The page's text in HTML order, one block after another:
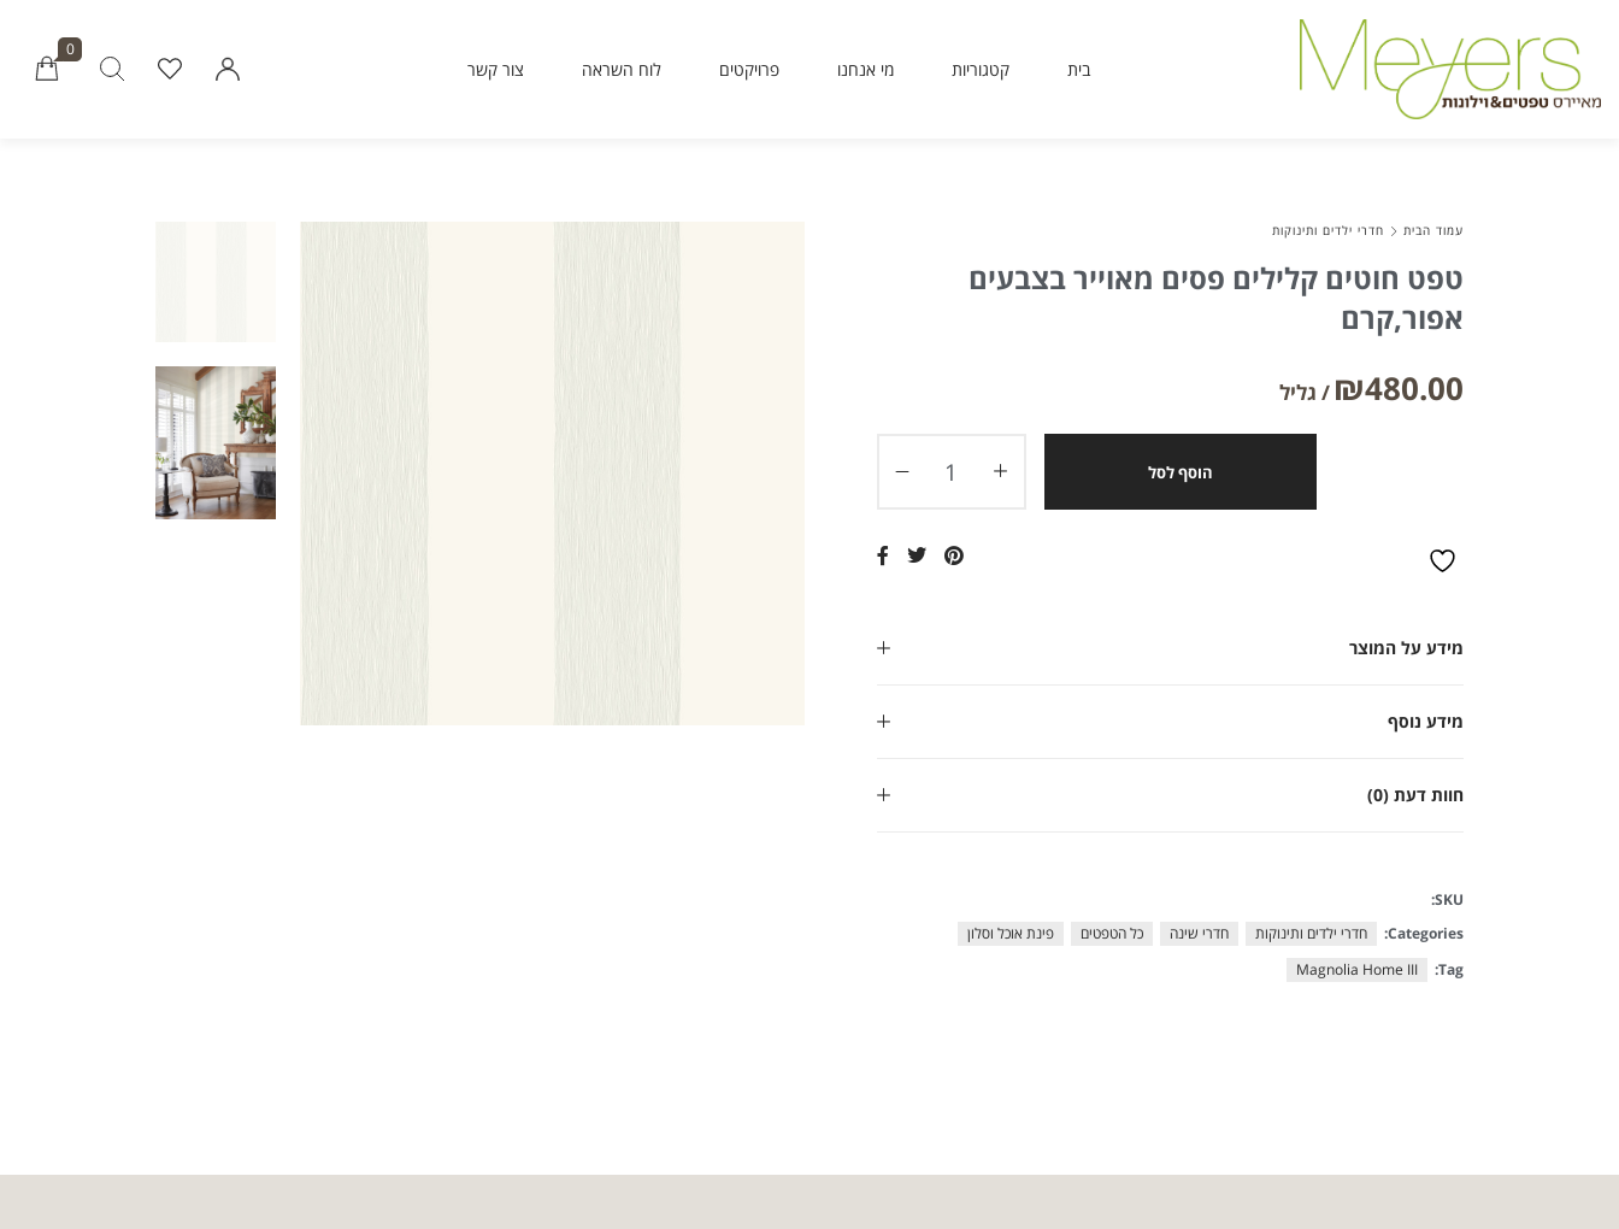
even hire freelancers. With an industry-leading
Community
בית קטגוריות מי אנחנו פרויקטים לוח השראה צור קשר
0
עמוד הבית חדרי ילדים ותינוקות
טפט חוטים קלילים פסים מאוייר בצבעים
אפור,קרם
₪480.00
הוסף לסל
מידע על המוצר
מידע נוסף
חוות דעת (0)
SKU:
Categories:
חדרי ילדים ותינוקות חדרי שינה כל הטפטים
פינת אוכל וסלון
Tag:
Magnolia Home III